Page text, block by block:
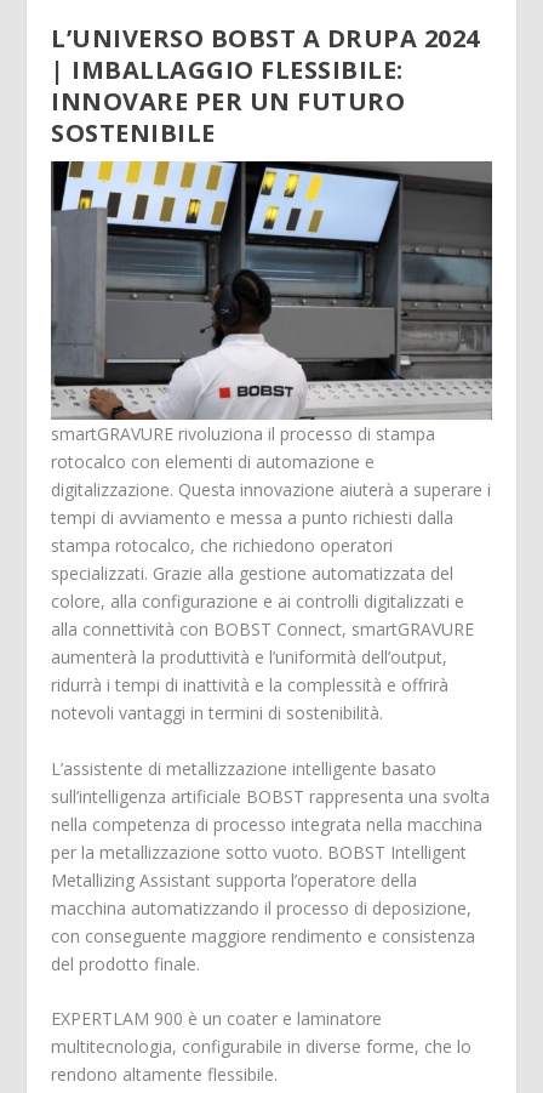
L’UNIVERSO BOBST A DRUPA 2024
| IMBALLAGGIO FLESSIBILE:
INNOVARE PER UN FUTURO
SOSTENIBILE
smartGRAVURE rivoluziona il processo di stampa
rotocalco con elementi di automazione e
digitalizzazione. Questa innovazione aiuterà a superare i
tempi di avviamento e messa a punto richiesti dalla
stampa rotocalco, che richiedono operatori
specializzati. Grazie alla gestione automatizzata del
colore, alla configurazione e ai controlli digitalizzati e
alla connettività con BOBST Connect, smartGRAVURE
aumenterà la produttività e l’uniformità dell’output,
ridurrà i tempi di inattività e la complessità e offrirà
notevoli vantaggi in termini di sostenibilità.
L’assistente di metallizzazione intelligente basato
sull’intelligenza artificiale BOBST rappresenta una svolta
nella competenza di processo integrata nella macchina
per la metallizzazione sotto vuoto. BOBST Intelligent
Metallizing Assistant supporta l’operatore della
macchina automatizzando il processo di deposizione,
con conseguente maggiore rendimento e consistenza
del prodotto finale.
EXPERTLAM 900 è un coater e laminatore
multitecnologia, configurabile in diverse forme, che lo
rendono altamente flessibile.